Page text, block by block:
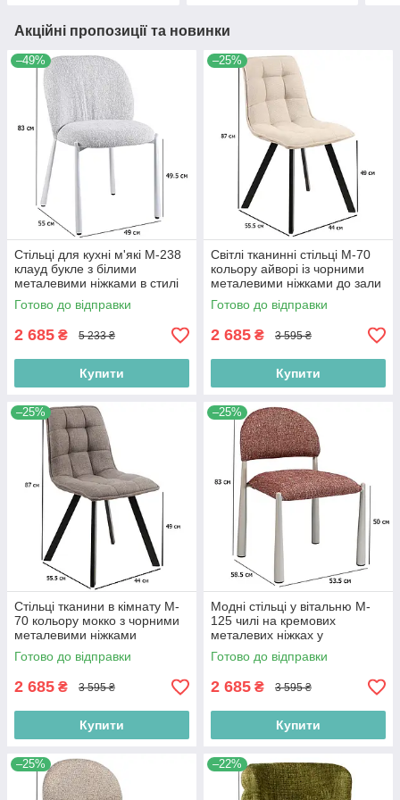
Акційні пропозиції та новинки
–49%
Стільці для кухні м'які M-238
клауд букле з білими
металевими ніжками в стилі
мінімалізм
Готово до відправки
2 685 ₴ 5 233 ₴
Купити
–25%
Світлі тканинні стільці M-70
кольору айворі із чорними
металевими ніжками до зали
Готово до відправки
2 685 ₴ 3 595 ₴
Купити
–25%
Стільці тканини в кімнату M-
70 кольору мокко з чорними
металевими ніжками
Готово до відправки
2 685 ₴ 3 595 ₴
Купити
–25%
Модні стільці у вітальню M-
125 чилі на кремових
металевих ніжках у
сучасному стилі
Готово до відправки
2 685 ₴ 3 595 ₴
Купити
–25% –22%